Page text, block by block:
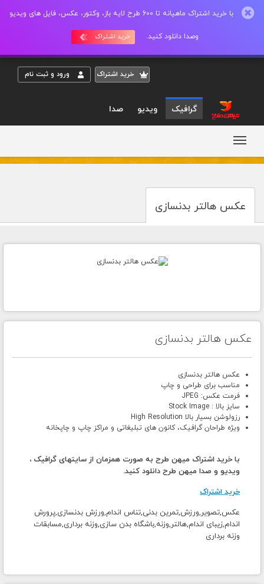
با خرید اشتراک ماهیانه تا 600 طرح لایه باز، وکتور، عکس، فایل های ویدیو
وصدا دانلود کنید. خرید اشتراک
خريد اشتراک ورود و ثبت نام
گرافیک ویدیو صدا
عکس هالتر بدنسازی
عکس هالتر بدنسازی
عکس هالتر بدنسازی
مناسب برای طراحی و چاپ
فرمت عکس: JPEG
سایز بالا : Stock Image
رزولوشن بسیار بالا High Resolution
ویژه طراحان گرافیک، کانون های تبلیغاتی و مراکز چاپ و چاپخانه
با خرید اشتراک میهن طرح به صورت همزمان از سایتهای گرافیک ،
ویدیو و صدا میهن طرح دانلود کنید.
خرید اشتراک
عکس,تصویر,ورزش,تمرین بدنی,تناس اندام,ورزش بدنسازی,پرورش
اندام,زیبای اندام,هالتر,وزنه,باشگاه بدن سازی,وزنه برداری,مسابقات
وزنه برداری